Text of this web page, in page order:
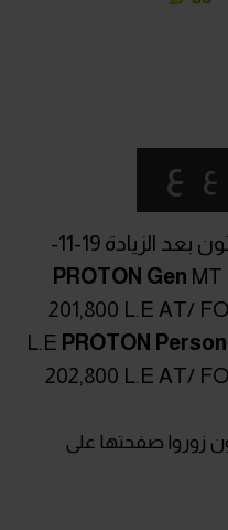
ع ع
تعرف على أسعار سيارات بروتون بعد الزيادة 19-11-
PROTON Gen
201,800
L.E PROTON
202,800
زوروا صفحتها على